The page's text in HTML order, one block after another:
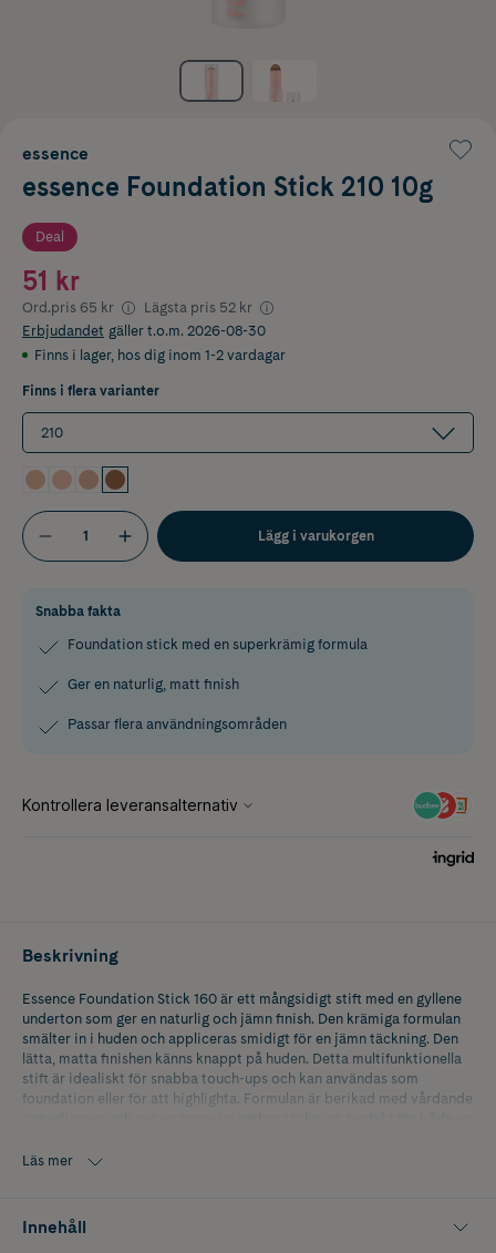
essence
essence Foundation Stick 210 10g
Deal
51 kr
Ord.pris 65 kr Lägsta pris 52 kr
Erbjudandet gäller t.o.m. 2026-08-30
Finns i lager, hos dig inom 1-2 vardagar
Finns i flera varianter
210
Lägg i varukorgen
Snabba fakta
Foundation stick med en superkrämig formula
Ger en naturlig, matt finish
Passar flera användningsområden
Beskrivning
Essence Foundation Stick 160 är ett mångsidigt stift med en gyllene
underton som ger en naturlig och jämn finish. Den krämiga formulan
smälter in i huden och appliceras smidigt för en jämn täckning. Den
lätta, matta finishen känns knappt på huden. Detta multifunktionella
stift är idealiskt för snabba touch-ups och kan användas som
foundation eller för att highlighta. Formulan är berikad med vårdande
Läs mer
Innehåll